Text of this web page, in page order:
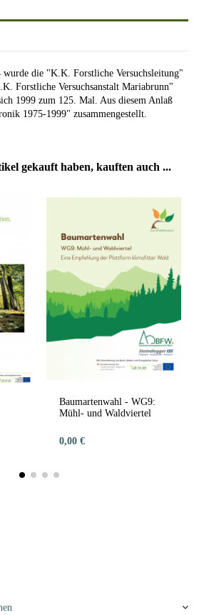
die "K.K. Forstliche Versuchsleitung"
Forstliche Versuchsanstalt Mariabrunn"
1999 zum 125. Mal. Aus diesem Anlaß
1975-1999" zusammengestellt.
gekauft haben, kauften auch ...
Baumartenwahl - WG9:
Mühl- und Waldviertel
0,00 €